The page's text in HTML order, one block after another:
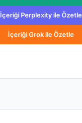
İçeriği Perplexity ile Özetle
İçeriği Grok ile Özetle